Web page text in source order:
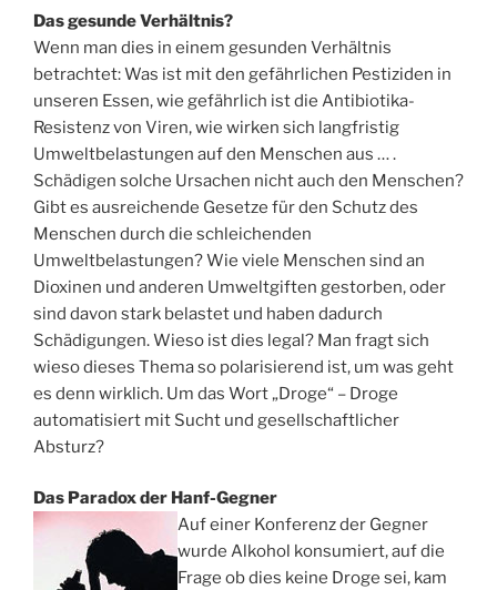
Das gesunde Verhältnis?
Wenn man dies in einem gesunden Verhältnis
betrachtet: Was ist mit den gefährlichen Pestiziden in
unseren Essen, wie gefährlich ist die Antibiotika-
Resistenz von Viren, wie wirken sich langfristig
Umweltbelastungen auf den Menschen aus … .
Schädigen solche Ursachen nicht auch den Menschen?
Gibt es ausreichende Gesetze für den Schutz des
Menschen durch die schleichenden
Umweltbelastungen? Wie viele Menschen sind an
Dioxinen und anderen Umweltgiften gestorben, oder
sind davon stark belastet und haben dadurch
Schädigungen. Wieso ist dies legal? Man fragt sich
wieso dieses Thema so polarisierend ist, um was geht
es denn wirklich. Um das Wort „Droge“ – Droge
automatisiert mit Sucht und gesellschaftlicher
Absturz?
Das Paradox der Hanf-Gegner
Auf einer Konferenz der Gegner
wurde Alkohol konsumiert, auf die
Frage ob dies keine Droge sei, kam